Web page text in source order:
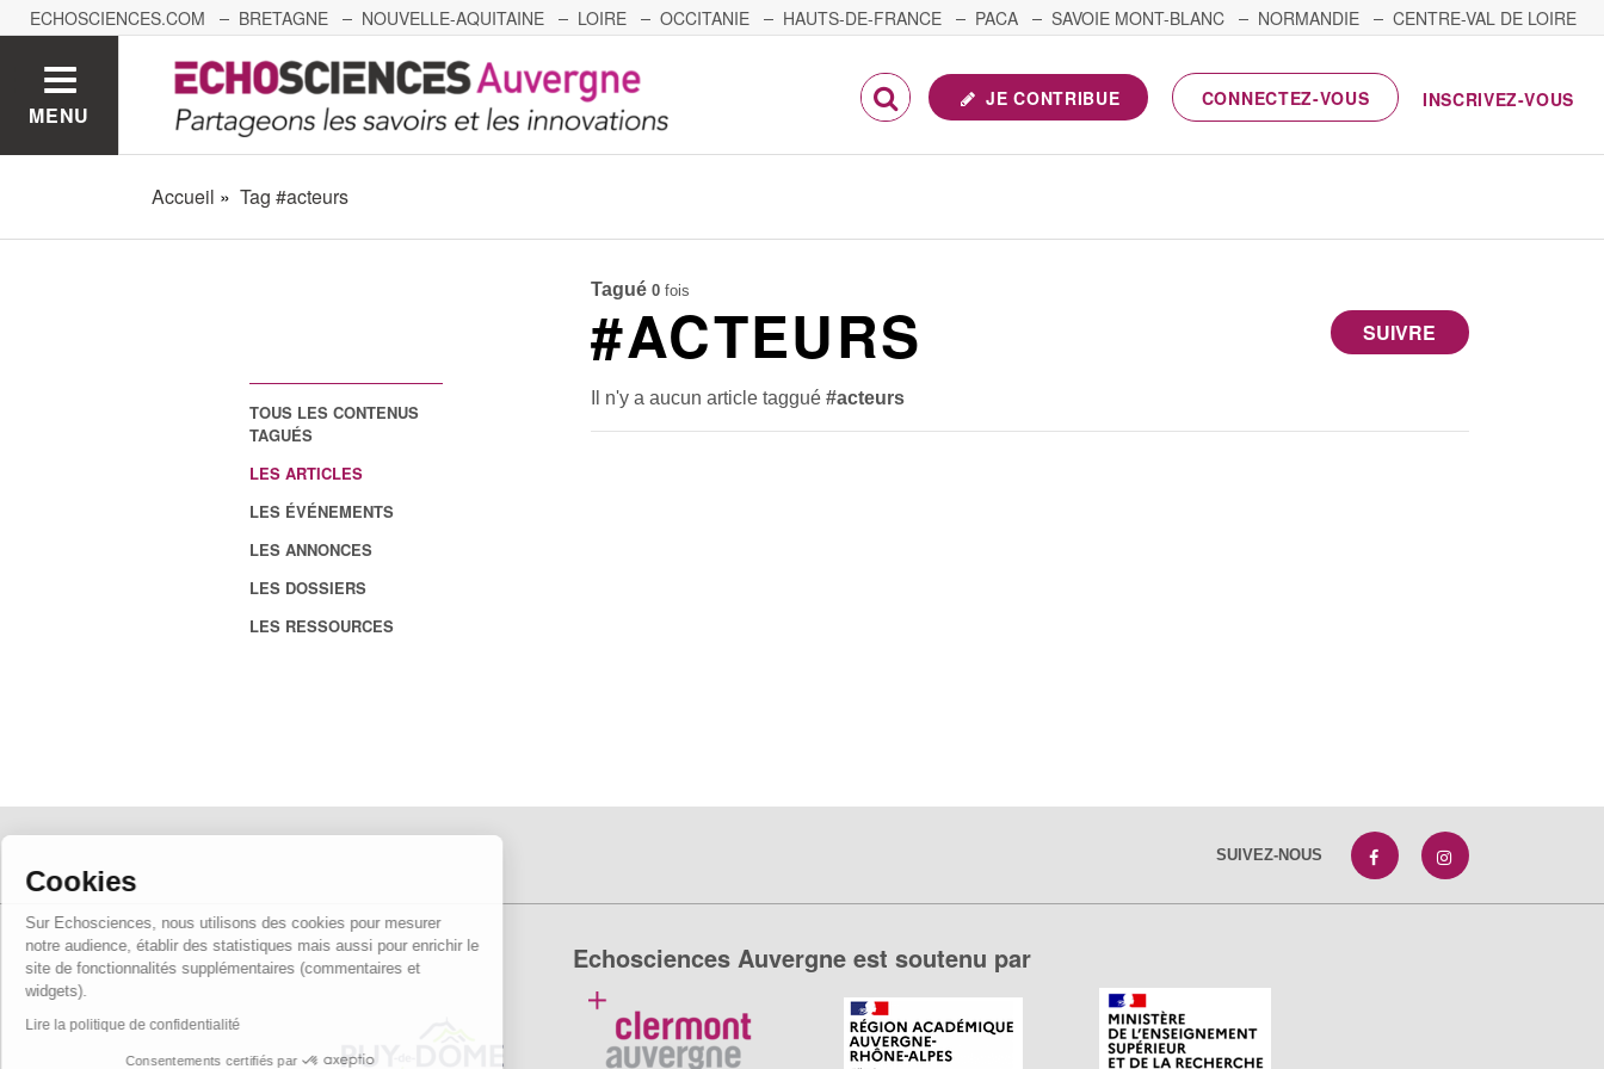
Cookies
Sur Echosciences, nous utilisons des cookies pour mesurer
notre audience, établir des statistiques mais aussi pour enrichir le
site de fonctionnalités supplémentaires (commentaires et
widgets).
Lire la politique de confidentialité
Consentements certifiés par
ECHOSCIENCES.COM BRETAGNE NOUVELLE-AQUITAINE LOIRE OCCITANIE HAUTS-DE-FRANCE PACA SAVOIE MONT-BLANC NORMANDIE
CENTRE-VAL DE LOIRE
GRENOBLE GRAND EST BOURGOGNE-FRANCHE-COMTÉ
MENU
JE CONTRIBUE CONNECTEZ-VOUS INSCRIVEZ-VOUS
Accueil Tag #acteurs
TOUS LES CONTENUS
TAGUÉS
LES ARTICLES
LES ÉVÉNEMENTS
LES ANNONCES
LES DOSSIERS
LES RESSOURCES
Tagué 0 fois
SUIVRE
#ACTEURS
Il n'y a aucun article taggué#acteurs
SUIVEZ-NOUS
Echosciences Auvergne est soutenu par